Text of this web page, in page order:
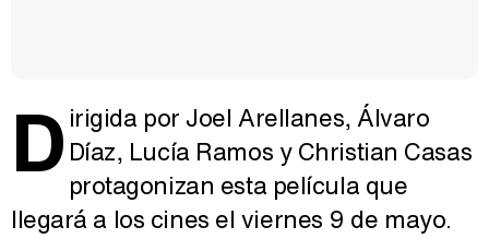
D irigida por Joel Arellanes, Álvaro
Díaz, Lucía Ramos y Christian Casas
protagonizan esta película que
llegará a los cines el viernes 9 de mayo.